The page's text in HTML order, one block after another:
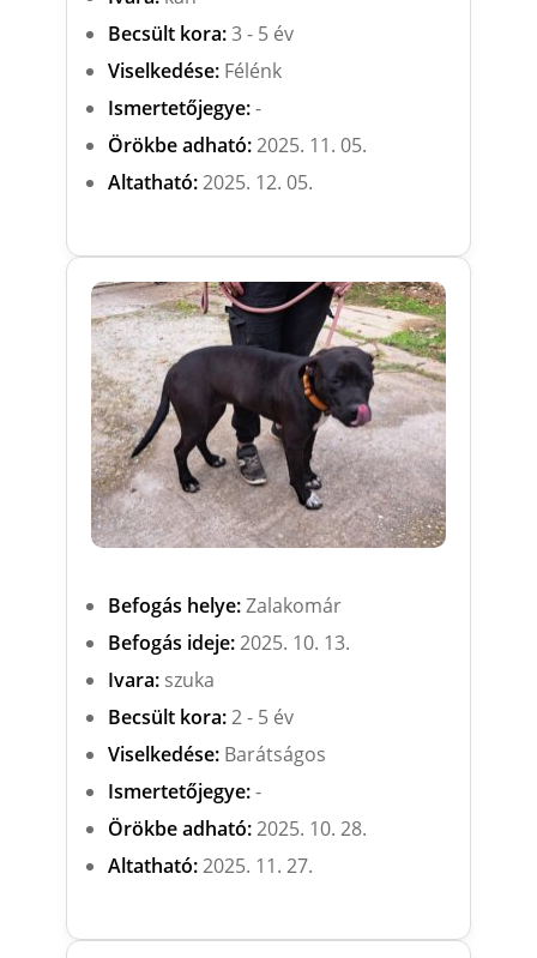
Becsült kora:3 - 5 év
Viselkedése:Félénk
Ismertetőjegye:-
Örökbe adható:2025. 11. 05.
Altatható:2025. 12. 05.
Befogás helye:Zalakomár
Befogás ideje:2025. 10. 13.
Ivara:szuka
Becsült kora:2 - 5 év
Viselkedése:Barátságos
Ismertetőjegye:-
Örökbe adható:2025. 10. 28.
Altatható:2025. 11. 27.